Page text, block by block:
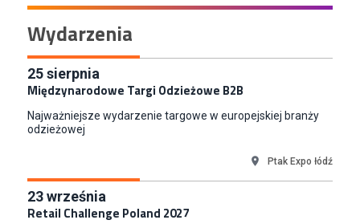
Specjalista/tka ds. Utrzymania Ruchu
W.Kruk
Key Account Manager Meble
Empik
Młodszy Specjalista ds. Sprzedaży B2B (K/M/N)
Warszawa
Key Account Manager
Puccini
Wydarzenia
25sierpnia
Międzynarodowe Targi Odzieżowe B2B
Najważniejsze wydarzenie targowe w europejskiej branży
odzieżowej
Ptak Expo łódź
23września
Retail Challenge Poland 2027